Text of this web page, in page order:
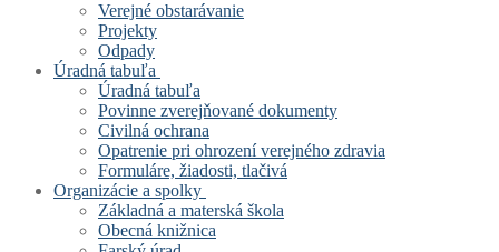
Verejné obstarávanie
Projekty
Odpady
Úradná tabuľa
Úradná tabuľa
Povinne zverejňované dokumenty
Civilná ochrana
Opatrenie pri ohrození verejného zdravia
Formuláre, žiadosti, tlačivá
Organizácie a spolky
Základná a materská škola
Obecná knižnica